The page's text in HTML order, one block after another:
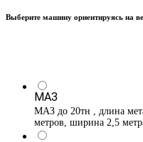
Выберите машину ориентируясь на
МАЗ
МАЗ до 20тн , длина
метров, ширина 2,5